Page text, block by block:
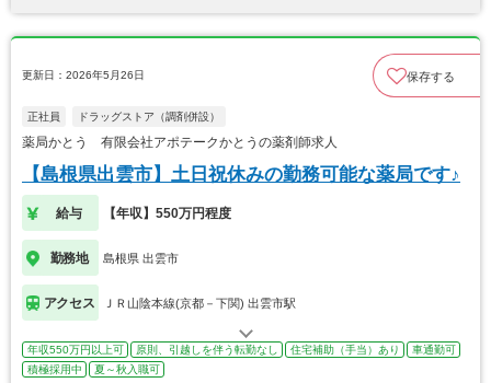
更新日：2026年5月26日 保存する
正社員 ドラッグストア（調剤併設）
薬局かとう 有限会社アポテークかとうの薬剤師求人
【島根県出雲市】土日祝休みの勤務可能な薬局です♪
給与 【年収】550万円程度
勤務地 島根県 出雲市
アクセス ＪＲ山陰本線(京都－下関) 出雲市駅
年収550万円以上可 原則、引越しを伴う転勤なし 住宅補助（手当）あり
車通勤可
積極採用中
夏～秋入職可